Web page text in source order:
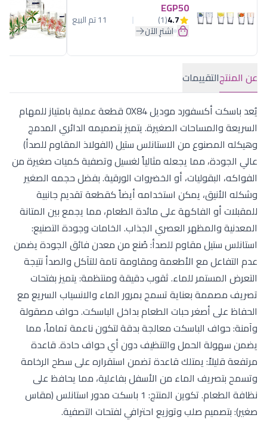
EGP50
4.7
(1) 11 تم البيع
اشترِ الآن
عن المنتجالتقييمات
يُعد باسكت أكسفورد موديل OX84 قطعة عملية بامتياز للمهام
السريعة والمساحات الصغيرة. يتميز بتصميمه الدائري المدمج
وهيكله المصنوع من الاستانلس ستيل (الفولاذ المقاوم للصدأ)
عالي الجودة، مما يجعله مثالياً لغسيل وتصفية كميات صغيرة من
الفواكه، البقوليات، أو الخضروات الورقية. بفضل حجمه الصغير
وشكله الأنيق، يمكن استخدامه أيضاً كقطعة تقديم جانبية
للمقبلات أو الفاكهة على مائدة الطعام، مما يجمع بين المتانة
المعدنية والمظهر العصري الجذاب. الخامات وجودة التصنيع:
استانلس ستيل مقاوم للصدأ: صُنع من معدن فائق الجودة يضمن
عدم التفاعل مع الأطعمة ومقاومة تامة للتآكل والصدأ نتيجة
التعرض المستمر للماء. ثقوب دقيقة ومنتظمة: يتميز بفتحات
تصريف مصممة بعناية تسمح بمرور الماء والانسياب السريع مع
الحفاظ على أصغر حبات الطعام بداخل الباسكت. حواف مصقولة
وآمنة: حواف الباسكت معالجة بدقة لتكون ناعمة تماماً، مما
يضمن سهولة الحمل والتنظيف دون أي حواف حادة. قاعدة
مرتفعة قليلاً: يمتلك قاعدة تضمن استقراره على سطح الرخامة
وتسمح بتصريف الماء من الأسفل بفاعلية، مما يحافظ على
نظافة الطعام. تكوين المنتج: 1 باسكت مدور استانلس (مقاس
صغير): بتصميم صلب وتوزيع احترافي لفتحات التصفية.